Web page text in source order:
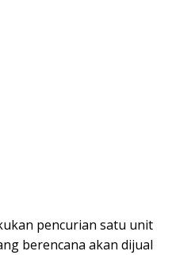
pencurian satu unit
berencana akan dijual